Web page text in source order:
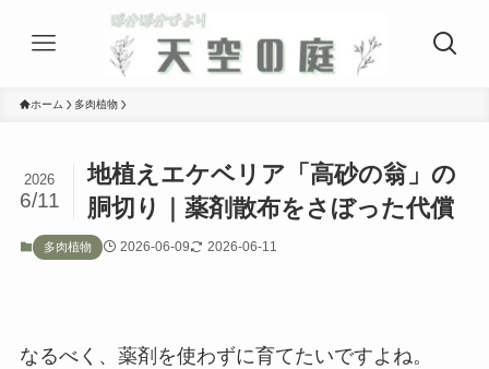
ホーム 多肉植物
地植えエケベリア「高砂の翁」の
胴切り｜薬剤散布をさぼった代償
2026
6/11
多肉植物 2026-06-09 2026-06-11
なるべく、薬剤を使わずに育てたいですよね。